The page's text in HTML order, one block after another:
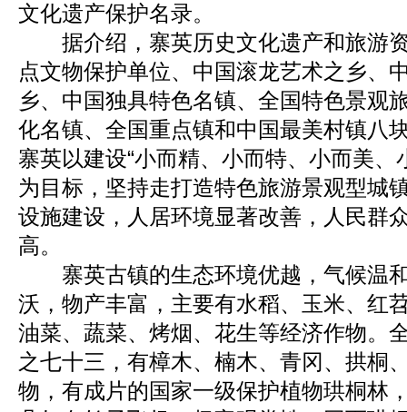
文化遗产保护名录。
据介绍，寨英历史文化遗产和旅游
点文物保护单位、中国滚龙艺术之乡、
乡、中国独具特色名镇、全国特色景观
化名镇、全国重点镇和中国最美村镇八
寨英以建设“小而精、小而特、小而美、
为目标，坚持走打造特色旅游景观型城
设施建设，人居环境显著改善，人民群
高。
寨英古镇的生态环境优越，气候温
沃，物产丰富，主要有水稻、玉米、红
油菜、蔬菜、烤烟、花生等经济作物。
之七十三，有樟木、楠木、青冈、拱桐
物，有成片的国家一级保护植物珙桐林